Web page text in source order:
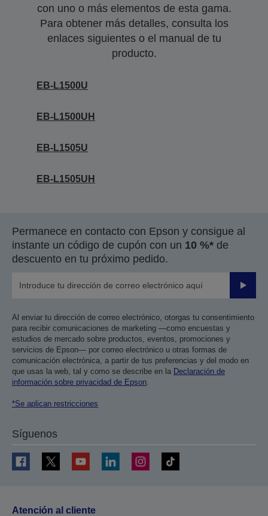
con uno o más elementos de esta gama.
Para obtener más detalles, consulta los
enlaces siguientes o el manual de tu
producto.
EB-L1500U
EB-L1500UH
EB-L1505U
EB-L1505UH
Permanece en contacto con Epson y consigue al
instante un código de cupón con un 10 %* de
descuento en tu próximo pedido.
Enviar
Al enviar tu dirección de correo electrónico, otorgas tu consentimiento
para recibir comunicaciones de marketing —como encuestas y
estudios de mercado sobre productos, eventos, promociones y
servicios de Epson— por correo electrónico u otras formas de
comunicación electrónica, a partir de tus preferencias y del modo en
que usas la web, tal y como se describe en la Declaración de
información sobre privacidad de Epson.
*Se aplican restricciones
Síguenos
Atención al cliente